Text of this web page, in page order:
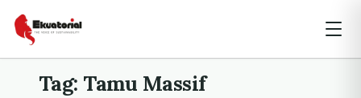
Tag: Tamu Massif